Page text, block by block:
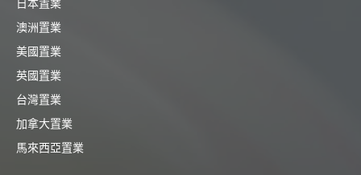
澳洲置業
美國置業
英國置業
台灣置業
加拿大置業
馬來西亞置業